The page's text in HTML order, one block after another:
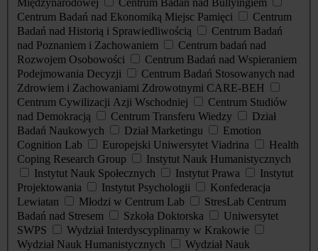
Centrum Badań nad Ekonomiką Miejsc Pamięci
Centrum
Badań nad Historią i Sprawiedliwością
Centrum Badań
nad Poznaniem i Zachowaniem
Centrum badań nad
Rozwojem Osobowości
Centrum Badań nad Wspieraniem
Podejmowania Decyzji
Centrum Badań Stosowanych nad
Zdrowiem i Zachowaniami Zdrowotnymi CARE-BEH
Centrum Cywilizacji Azji Wschodniej
Centrum Studiów
nad Demokracją
Centrum Transferu Wiedzy
Dział
Badań Naukowych
Dział Marketingu
Emotion
Cognition Lab
Europejski Uniwersytet Viadrina
Health
Coping Research Group
Instytut Nauk Humanistycznych
Instytut Nauk Społecznych
Instytut Prawa
Instytut
Projektowania
Instytut Psychologii
Konfederacja
Lewiatan
Młodzi w Centrum Lab
StresLab Centrum
Badań nad Stresem
Szkoła Doktorska
Uniwersytet
SWPS
Wydział Interdyscyplinarny w Krakowie
Wydział Nauk Humanistycznych
Wydział Nauk